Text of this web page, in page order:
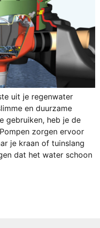
uit je regenwater
en duurzame
gebruiken, heb je de
zorgen ervoor
je kraan of tuinslang
dat het water schoon